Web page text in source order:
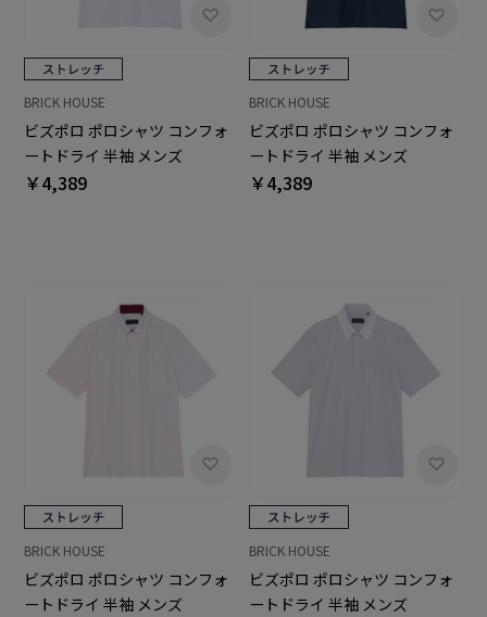
BRICK HOUSE
ビズポロ ポロシャツ コンフォ
ートドライ 半袖 メンズ
￥4,389
BRICK HOUSE
ビズポロ ポロシャツ コンフォ
ートドライ 半袖 メンズ
￥4,389
BRICK HOUSE
ビズポロ ポロシャツ コンフォ
ートドライ 半袖 メンズ
BRICK HOUSE
ビズポロ ポロシャツ コンフォ
ートドライ 半袖 メンズ